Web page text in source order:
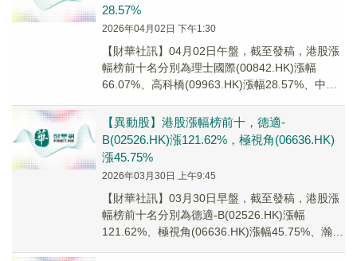
28.57%
2026年04月02日 下午1:30
【財華社訊】04月02日午盤，截至發稿，港股漲
幅榜前十名分別為理士國際(00842.HK)漲幅
66.07%、高科橋(09963.HK)漲幅28.57%、中國
【異動股】港股漲幅榜前十，德適-
B(02526.HK)漲121.62%，極視角(06636.HK)
漲45.75%
2026年03月30日 上午9:45
【財華社訊】03月30日早盤，截至發稿，港股漲
幅榜前十名分別為德適-B(02526.HK)漲幅
121.62%、極視角(06636.HK)漲幅45.75%、瀚天